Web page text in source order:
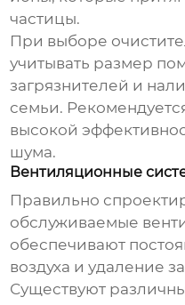
частицы.
При выборе
учитывать размер
загрязнителей и
семьи.
высокой
шума.
Вентиляционные
Правильно
обслуживаемые
обеспечивают
воздуха и удаление
Существуют